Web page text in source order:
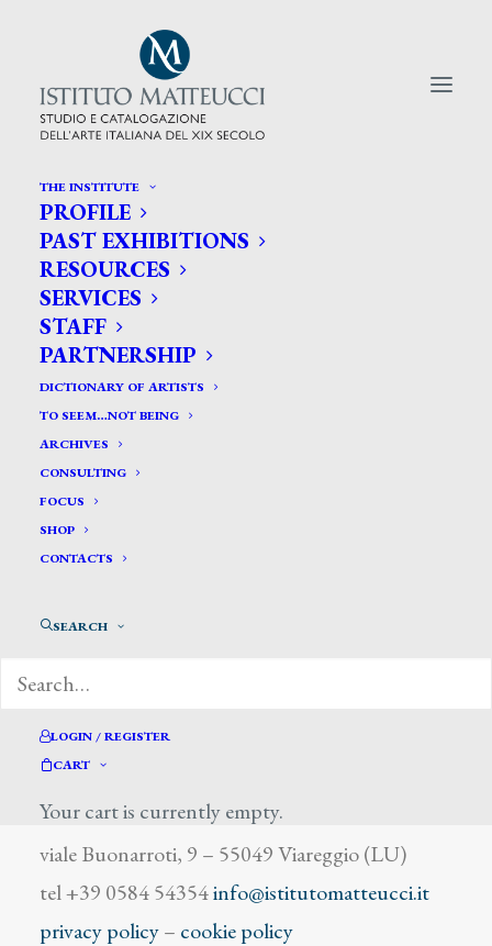
THE INSTITUTE
PROFILE
PAST EXHIBITIONS
RESOURCES
SERVICES
STAFF
PARTNERSHIP
DICTIONARY OF ARTISTS
TO SEEM…NOT BEING
ARCHIVES
CONSULTING
FOCUS
SHOP
CONTACTS
SEARCH
LOGIN / REGISTER
CART
Your cart is currently empty.
CERCA TRA GLI ARTISTI:
Search
for:
Tadolini Giulio
Istituto Matteucci
viale Buonarroti, 9 – 55049 Viareggio (LU)
tel +39 0584 54354info@istitutomatteucci.it
privacy policy– cookie policy